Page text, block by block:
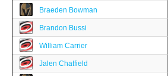
Braeden Bowman
Brandon Bussi
William Carrier
Jalen Chatfield